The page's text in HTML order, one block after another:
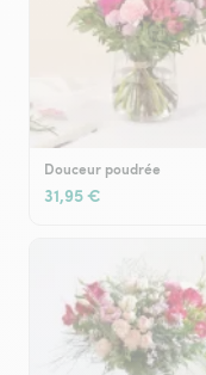
Douceur poudrée
31,95 €